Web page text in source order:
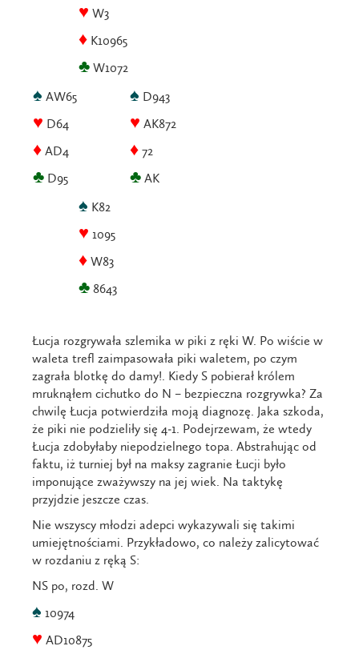
♥ W3
♦ K10965
♣ W1072
♠ AW65
♥ D64
♦ AD4
♣ D95
♠ D943
♥ AK872
♦ 72
♣ AK
♠ K82
♥ 1095
♦ W83
♣ 8643
Łucja rozgrywała szlemika w piki z ręki W. Po wiście w
waleta trefl zaimpasowała piki waletem, po czym
zagrała blotkę do damy!. Kiedy S pobierał królem
mruknąłem cichutko do N – bezpieczna rozgrywka? Za
chwilę Łucja potwierdziła moją diagnozę. Jaka szkoda,
że piki nie podzieliły się 4-1. Podejrzewam, że wtedy
Łucja zdobyłaby niepodzielnego topa. Abstrahując od
faktu, iż turniej był na maksy zagranie Łucji było
imponujące zważywszy na jej wiek. Na taktykę
przyjdzie jeszcze czas.
Nie wszyscy młodzi adepci wykazywali się takimi
umiejętnościami. Przykładowo, co należy zalicytować
w rozdaniu z ręką S:
NS po, rozd. W
♠ 10974
♥ AD10875